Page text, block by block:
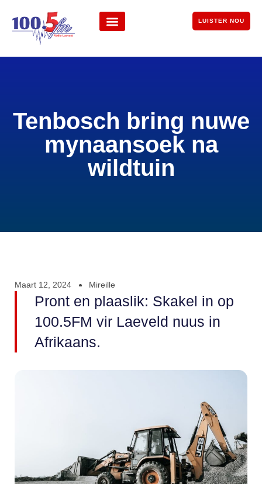
LUISTER NOU
Tenbosch bring nuwe
mynaansoek na
wildtuin
Maart 12, 2024 Mireille
Pront en plaaslik: Skakel in op
100.5FM vir Laeveld nuus in
Afrikaans.